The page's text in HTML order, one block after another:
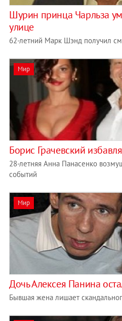
Шурин принца Чарльза
улице
62-летний Марк Шэнд получил
Мир
Борис Грачевский
28-летняя Анна Панасенко
событий
Мир
Дочь Алексея Панина
Бывшая жена лишает